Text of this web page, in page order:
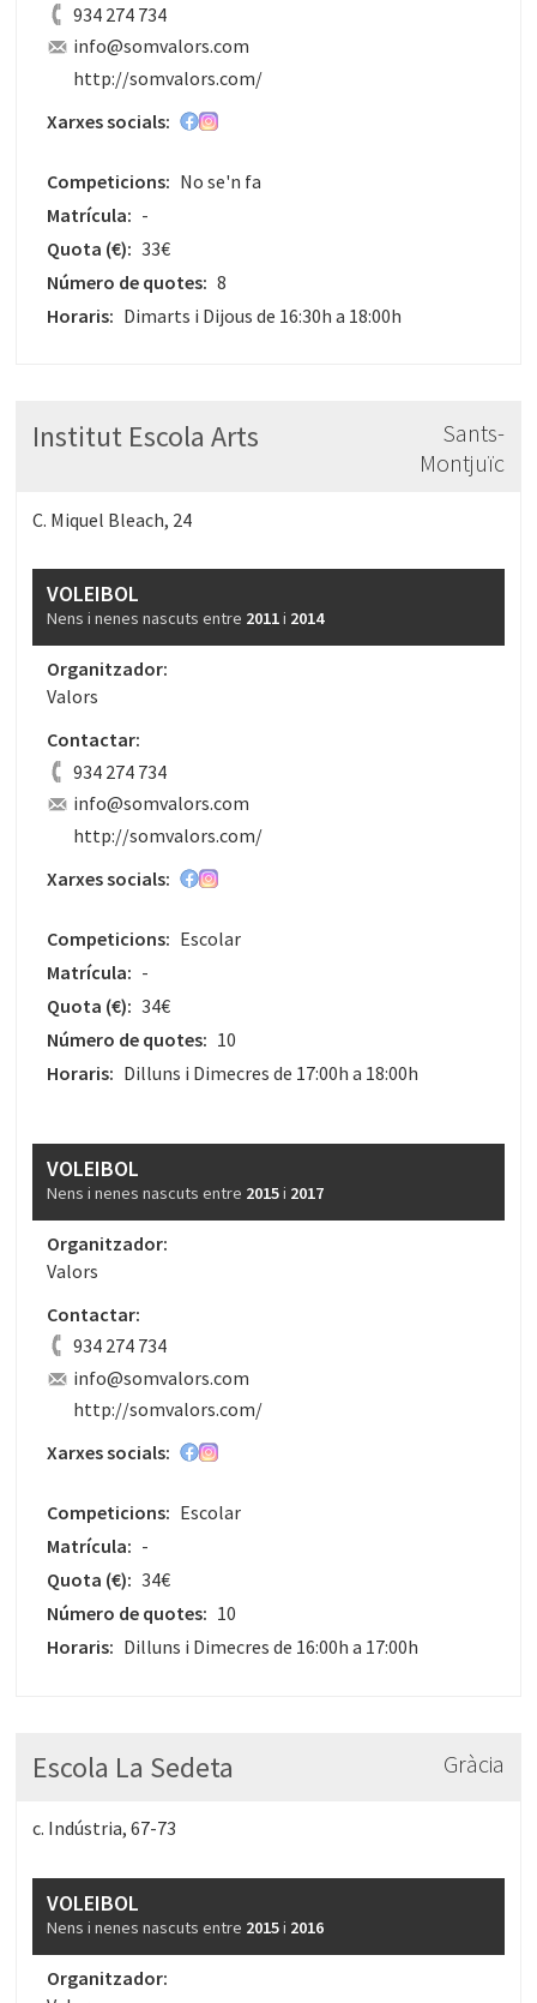
934 274 734
info@somvalors.com
http://somvalors.com/
Xarxes socials:
Competicions: No se'n fa
Matrícula: -
Quota (€): 33€
Número de quotes: 8
Horaris: Dimarts i Dijous de 16:30h a 18:00h
Institut Escola Arts
Sants-
Montjuïc
C. Miquel Bleach, 24
VOLEIBOL
Nens i nenes nascuts entre 2011i 2014
Organitzador:
Valors
Contactar:
934 274 734
info@somvalors.com
http://somvalors.com/
Xarxes socials:
Competicions: Escolar
Matrícula: -
Quota (€): 34€
Número de quotes: 10
Horaris: Dilluns i Dimecres de 17:00h a 18:00h
VOLEIBOL
Nens i nenes nascuts entre 2015i 2017
Organitzador:
Valors
Contactar:
934 274 734
info@somvalors.com
http://somvalors.com/
Xarxes socials:
Competicions: Escolar
Matrícula: -
Quota (€): 34€
Número de quotes: 10
Horaris: Dilluns i Dimecres de 16:00h a 17:00h
Escola La Sedeta Gràcia
c. Indústria, 67-73
VOLEIBOL
Nens i nenes nascuts entre 2015i 2016
Organitzador: